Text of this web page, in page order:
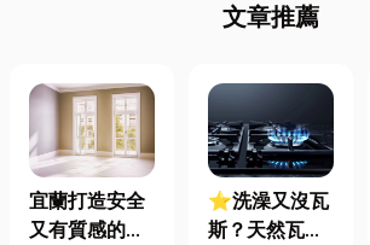
文章推薦
宜蘭打造安全
又有質感的
⭐洗澡又沒瓦
斯？天然瓦斯